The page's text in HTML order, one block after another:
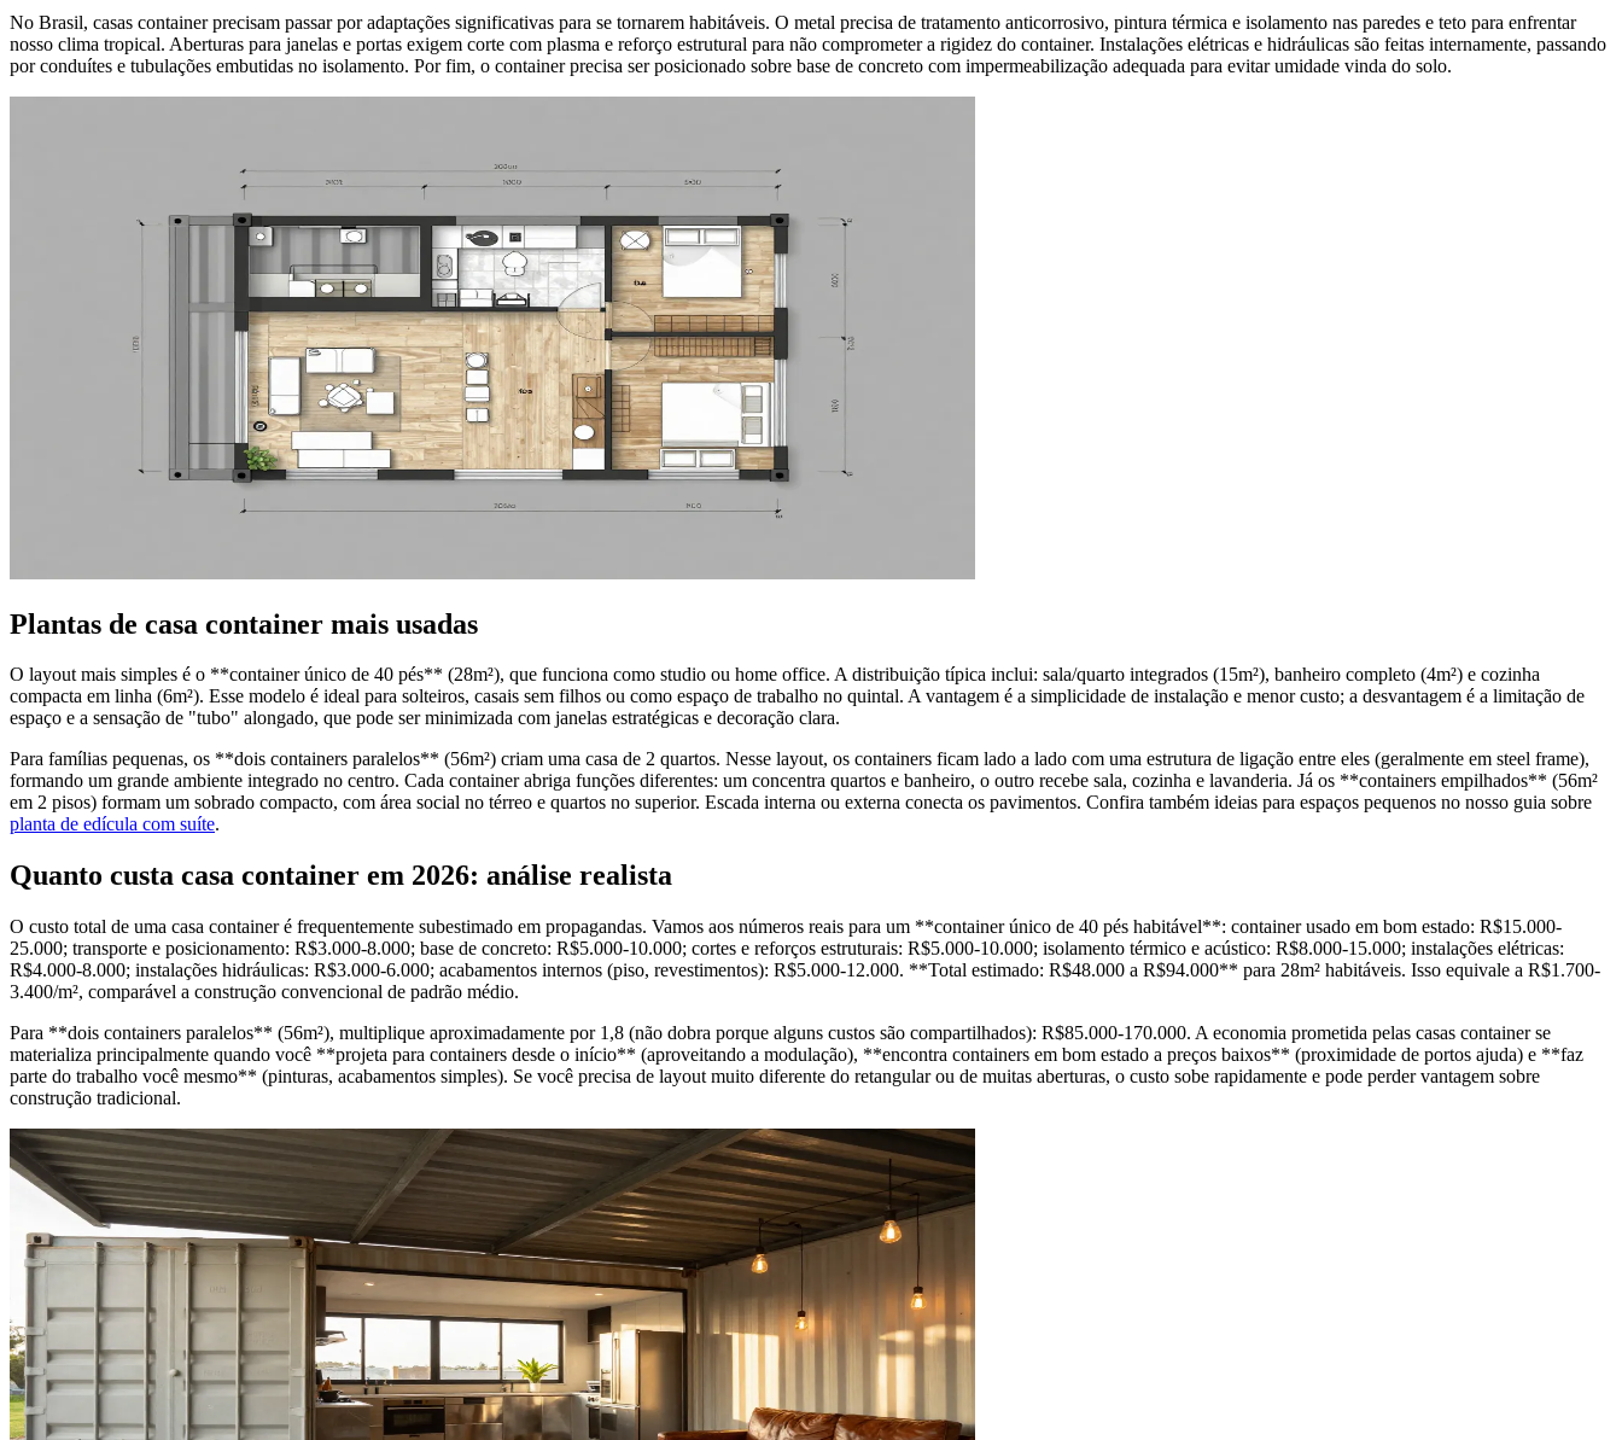
No Brasil, casas container precisam passar por adaptações significativas para se tornarem habitáveis. O metal precisa de tratamento anticorrosivo, pintura térmica e isolamento nas paredes e teto para enfrentar
nosso clima tropical. Aberturas para janelas e portas exigem corte com plasma e reforço estrutural para não comprometer a rigidez do container. Instalações elétricas e hidráulicas são feitas internamente, passando
por conduítes e tubulações embutidas no isolamento. Por fim, o container precisa ser posicionado sobre base de concreto com impermeabilização adequada para evitar umidade vinda do solo.
Plantas de casa container mais usadas
O layout mais simples é o **container único de 40 pés** (28m²), que funciona como studio ou home office. A distribuição típica inclui: sala/quarto integrados (15m²), banheiro completo (4m²) e cozinha
compacta em linha (6m²). Esse modelo é ideal para solteiros, casais sem filhos ou como espaço de trabalho no quintal. A vantagem é a simplicidade de instalação e menor custo; a desvantagem é a limitação de
espaço e a sensação de "tubo" alongado, que pode ser minimizada com janelas estratégicas e decoração clara.
Para famílias pequenas, os **dois containers paralelos** (56m²) criam uma casa de 2 quartos. Nesse layout, os containers ficam lado a lado com uma estrutura de ligação entre eles (geralmente em steel frame),
formando um grande ambiente integrado no centro. Cada container abriga funções diferentes: um concentra quartos e banheiro, o outro recebe sala, cozinha e lavanderia. Já os **containers empilhados** (56m²
em 2 pisos) formam um sobrado compacto, com área social no térreo e quartos no superior. Escada interna ou externa conecta os pavimentos. Confira também ideias para espaços pequenos no nosso guia sobre
planta de edícula com suíte.
Quanto custa casa container em 2026: análise realista
O custo total de uma casa container é frequentemente subestimado em propagandas. Vamos aos números reais para um **container único de 40 pés habitável**: container usado em bom estado: R$15.000-
25.000; transporte e posicionamento: R$3.000-8.000; base de concreto: R$5.000-10.000; cortes e reforços estruturais: R$5.000-10.000; isolamento térmico e acústico: R$8.000-15.000; instalações elétricas:
R$4.000-8.000; instalações hidráulicas: R$3.000-6.000; acabamentos internos (piso, revestimentos): R$5.000-12.000. **Total estimado: R$48.000 a R$94.000** para 28m² habitáveis. Isso equivale a R$1.700-
3.400/m², comparável a construção convencional de padrão médio.
Para **dois containers paralelos** (56m²), multiplique aproximadamente por 1,8 (não dobra porque alguns custos são compartilhados): R$85.000-170.000. A economia prometida pelas casas container se
materializa principalmente quando você **projeta para containers desde o início** (aproveitando a modulação), **encontra containers em bom estado a preços baixos** (proximidade de portos ajuda) e **faz
parte do trabalho você mesmo** (pinturas, acabamentos simples). Se você precisa de layout muito diferente do retangular ou de muitas aberturas, o custo sobe rapidamente e pode perder vantagem sobre
construção tradicional.